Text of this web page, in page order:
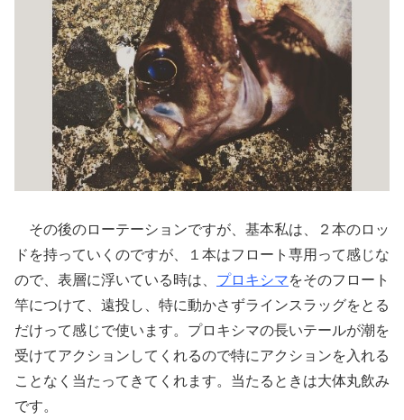
その後のローテーションですが、基本私は、２本のロッ
ドを持っていくのですが、１本はフロート専用って感じな
ので、表層に浮いている時は、 プロキシマをそのフロート
竿につけて、遠投し、特に動かさずラインスラッグをとる
だけって感じで使います。プロキシマの長いテールが潮を
受けてアクションしてくれるので特にアクションを入れる
ことなく当たってきてくれます。当たるときは大体丸飲み
です。